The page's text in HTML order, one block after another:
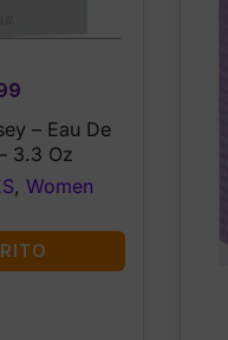
price
is:
$45.99.
– Eau De
3.3 Oz
, Women